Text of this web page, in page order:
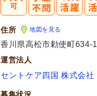
住所 地図を見る
香川県高松市勅使町634-1
運営法人
セントケア四国 株式会社
募集状況